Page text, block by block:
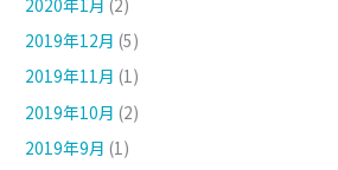
2019年12月 (5)
2019年11月 (1)
2019年10月 (2)
2019年9月 (1)